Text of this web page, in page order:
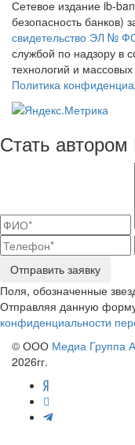
Сетевое издание ib-
безопасность банков)
свидетельство ЭЛ №
службой по надзору в
технологий и
Политика
Стать
Отправить заявку
Поля, обозначенные
Отправляя данную
конфиденциальности
© ООО Медиа Группа
2026гг.